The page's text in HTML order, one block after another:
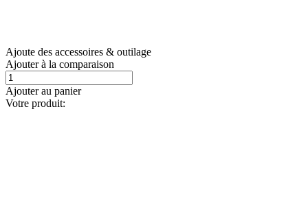
Ajoute des accessoires & outilage
Ajouter à la comparaison
Ajouter au panier
Votre produit: